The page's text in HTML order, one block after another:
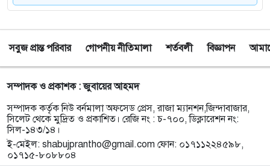
টাঙ্গুয়ার হাওরে গোসল করতে নেমে পানিতে ডুবে
৮
তাহিরপুরে কলেজ শিক্ষার্থীর উপর অতর্কিত হামলার
প্রতিবাদে মানববন্ধন অনুষ্ঠিত
পাঁচ বন্ধু মিলে ঘুরতে এসেছিলেন সিলেট, কফিনবন্দি হয়ে
বাড়ি ফিরছেন সাইফুল
১০
সিলেটে অনুষ্ঠান শেষে ফেরার পথে সড়ক দুর্ঘটনায় প্রাণ গেল
১১
সবুজ প্রান্ত পরিবার গোপনীয় নীতিমালা শর্তবলী বিজ্ঞাপন
সম্পাদক ও প্রকাশক : জুবায়ের আহমদ
সম্পাদক কর্তৃক নিউ বর্নমালা অফসেড প্রেস, রাজা ম্যানশন,জিন্দাবাজার,
সিলেট থেকে মুদ্রিত ও প্রকাশিত। রেজি নং : চ-৭০০, ডিক্লারেশন নং:
সিল-১৪৩/১৪।
ই-মেইল: shabujprantho@gmail.com ফোন: ০১৭১১২২৪৫৯৮,
০১৭১৫-৮০৮৮০৪